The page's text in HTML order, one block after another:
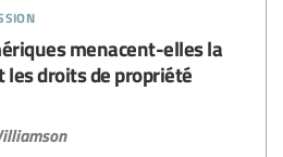
menacent-elles la
droits de propriété